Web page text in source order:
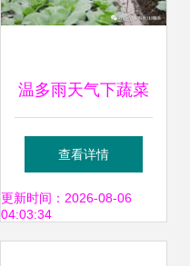
温多雨天气下蔬菜
种植管理的综合措
施
查看详情
更新时间：2026-08-06
04:03:34